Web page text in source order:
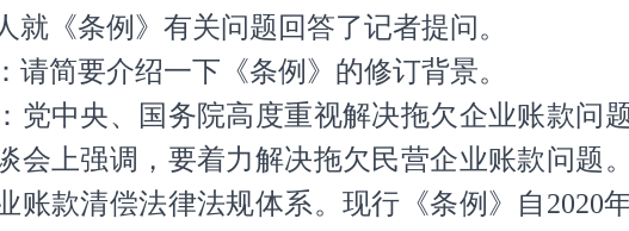
就《条例》有关问题回答了记者提问。
简要介绍一下《条例》的修订背景。
中央、国务院高度重视解决拖欠企业账款问
会上强调，要着力解决拖欠民营企业账款问题
账款清偿法律法规体系。现行《条例》自2020